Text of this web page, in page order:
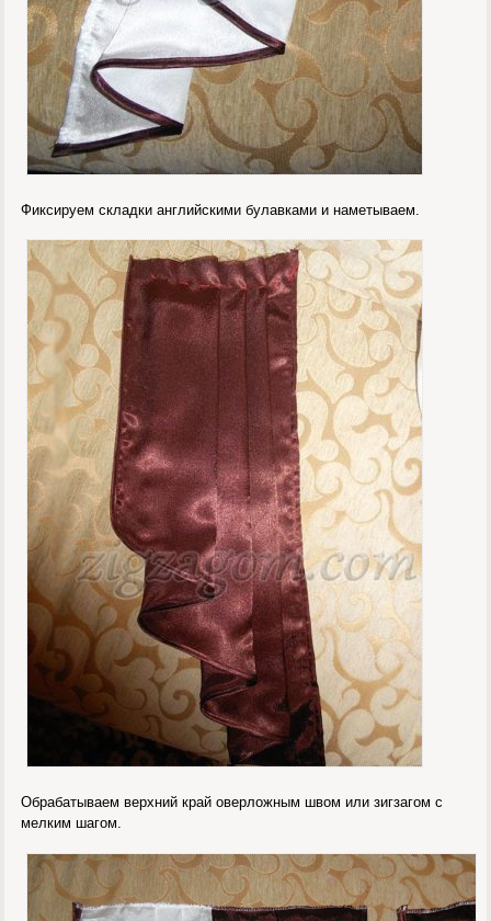
Фиксируем складки английскими булавками и наметываем.
Обрабатываем верхний край оверложным швом или зигзагом с
мелким шагом.